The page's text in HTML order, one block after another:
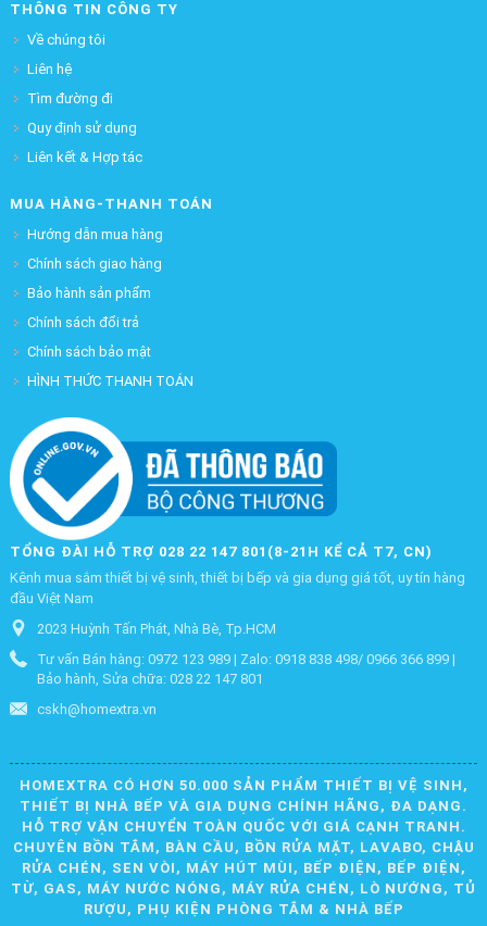
THÔNG TIN CÔNG TY
Về chúng tôi
Liên hệ
Tìm đường đi
Quy định sử dụng
Liên kết & Hợp tác
MUA HÀNG-THANH TOÁN
Hướng dẫn mua hàng
Chính sách giao hàng
Bảo hành sản phẩm
Chính sách đổi trả
Chính sách bảo mật
HÌNH THỨC THANH TOÁN
TỔNG ĐÀI HỖ TRỢ 028 22 147 801(8-21H KỂ CẢ T7, CN)
Kênh mua sắm thiết bị vệ sinh, thiết bị bếp và gia dụng giá tốt, uy tín hàng
đầu Việt Nam
2023 Huỳnh Tấn Phát, Nhà Bè, Tp.HCM
Tư vấn Bán hàng: 0972 123 989 | Zalo: 0918 838 498/ 0966 366 899 |
Bảo hành, Sửa chữa: 028 22 147 801
cskh@homextra.vn
HOMEXTRA CÓ HƠN 50.000 SẢN PHẨM THIẾT BỊ VỆ SINH,
THIẾT BỊ NHÀ BẾP VÀ GIA DỤNG CHÍNH HÃNG, ĐA DẠNG.
HỖ TRỢ VẬN CHUYỂN TOÀN QUỐC VỚI GIÁ CẠNH TRANH.
CHUYÊN BỒN TẮM, BÀN CẦU, BỒN RỬA MẶT, LAVABO, CHẬU
RỬA CHÉN, SEN VÒI, MÁY HÚT MÙI, BẾP ĐIỆN, BẾP ĐIỆN,
TỪ, GAS, MÁY NƯỚC NÓNG, MÁY RỬA CHÉN, LÒ NƯỚNG, TỦ
RƯỢU, PHỤ KIỆN PHÒNG TẮM & NHÀ BẾP